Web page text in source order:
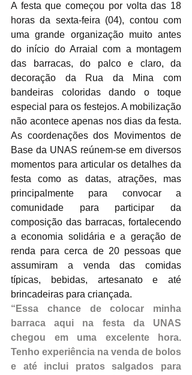
A festa que começou por volta das 18
horas da sexta-feira (04), contou com
uma grande organização muito antes
do início do Arraial com a montagem
das barracas, do palco e claro, da
decoração da Rua da Mina com
bandeiras coloridas dando o toque
especial para os festejos. A mobilização
não acontece apenas nos dias da festa.
As coordenações dos Movimentos de
Base da UNAS reúnem-se em diversos
momentos para articular os detalhes da
festa como as datas, atrações, mas
principalmente para convocar a
comunidade para participar da
composição das barracas, fortalecendo
a economia solidária e a geração de
renda para cerca de 20 pessoas que
assumiram a venda das comidas
típicas, bebidas, artesanato e até
brincadeiras para criançada.
“Essa chance de colocar minha
barraca aqui na festa da UNAS
chegou em uma excelente hora.
Tenho experiência na venda de bolos
e até inclui pratos salgados para